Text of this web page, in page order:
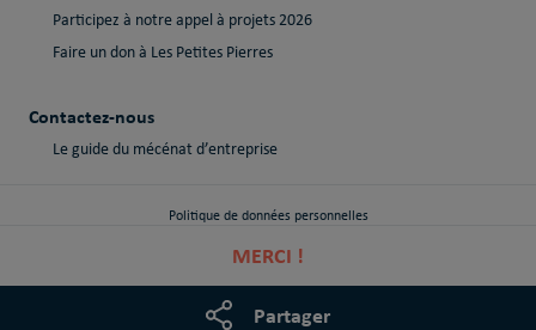
MERCI !
Partager
Participez à notre appel à projets 2026
Faire un don à Les Petites Pierres
Contactez-nous
Le guide du mécénat d’entreprise
Politique de données personnelles
Politique de cookies
Règlement intérieur